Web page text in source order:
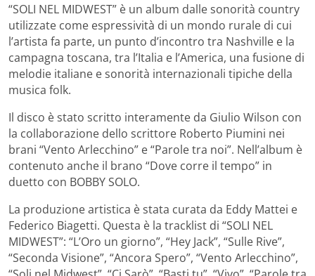
“SOLI NEL MIDWEST” è un album dalle sonorità country
utilizzate come espressività di un mondo rurale di cui
l’artista fa parte, un punto d’incontro tra Nashville e la
campagna toscana, tra l’Italia e l’America, una fusione di
melodie italiane e sonorità internazionali tipiche della
musica folk.
Il disco è stato scritto interamente da Giulio Wilson con
la collaborazione dello scrittore Roberto Piumini nei
brani “Vento Arlecchino” e “Parole tra noi”. Nell’album è
contenuto anche il brano “Dove corre il tempo” in
duetto con BOBBY SOLO.
La produzione artistica è stata curata da Eddy Mattei e
Federico Biagetti. Questa è la tracklist di “SOLI NEL
MIDWEST”: “L’Oro un giorno”, “Hey Jack”, “Sulle Rive”,
“Seconda Visione”, “Ancora Spero”, “Vento Arlecchino”,